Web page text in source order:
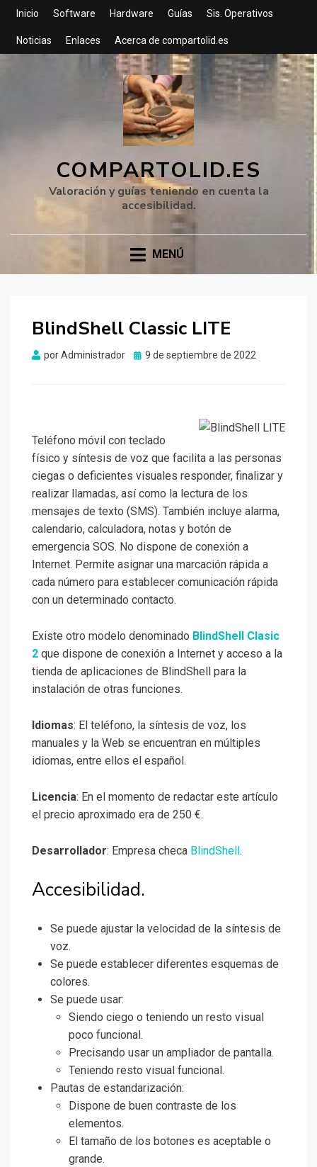
Inicio Software Hardware Guías Sis. Operativos
Noticias Enlaces Acerca de compartolid.es
COMPARTOLID.ES
Valoración y guías teniendo en cuenta la
accesibilidad.
MENÚ
BlindShell Classic LITE
porAdministrador
Publicado
9 de septiembre de 2022
Teléfono móvil con teclado
físico y síntesis de voz que facilita a las personas
ciegas o deficientes visuales responder, finalizar y
realizar llamadas, así como la lectura de los
mensajes de texto (SMS). También incluye alarma,
calendario, calculadora, notas y botón de
emergencia SOS. No dispone de conexión a
Internet. Permite asignar una marcación rápida a
cada número para establecer comunicación rápida
con un determinado contacto.
Existe otro modelo denominado BlindShell Clasic
2 que dispone de conexión a Internet y acceso a la
tienda de aplicaciones de BlindShell para la
instalación de otras funciones.
Idiomas: El teléfono, la síntesis de voz, los
manuales y la Web se encuentran en múltiples
idiomas, entre ellos el español.
Licencia: En el momento de redactar este artículo
el precio aproximado era de 250 €.
Desarrollador: Empresa checa BlindShell .
Accesibilidad.
Se puede ajustar la velocidad de la síntesis de
voz.
Se puede establecer diferentes esquemas de
colores.
Se puede usar:
Siendo ciego o teniendo un resto visual
poco funcional.
Precisando usar un ampliador de pantalla.
Teniendo resto visual funcional.
Pautas de estandarización:
Dispone de buen contraste de los
elementos.
El tamaño de los botones es aceptable o
grande.